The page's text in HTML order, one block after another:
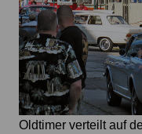
Oldtimer verteilt auf